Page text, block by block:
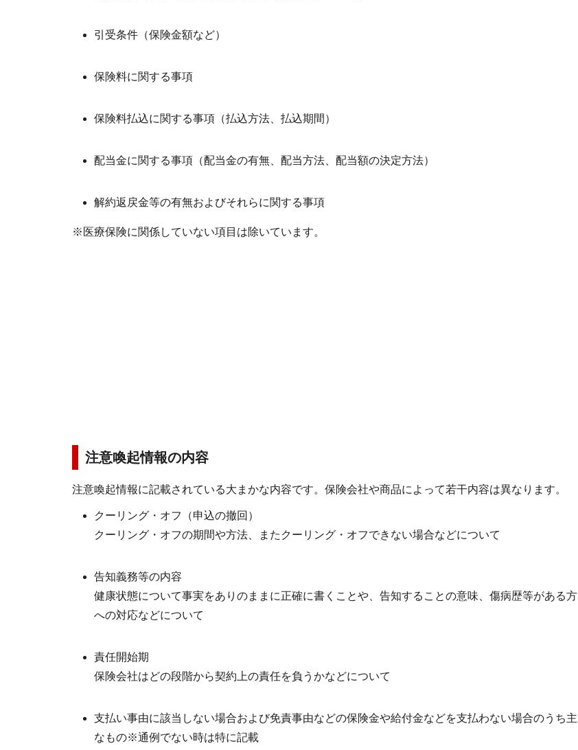
引受条件（保険金額など）
保険料に関する事項
保険料払込に関する事項（払込方法、払込期間）
配当金に関する事項（配当金の有無、配当方法、配当額の決定方法）
解約返戻金等の有無およびそれらに関する事項
※医療保険に関係していない項目は除いています。
注意喚起情報の内容
注意喚起情報に記載されている大まかな内容です。保険会社や商品によって若干内容は異なります。
クーリング・オフ（申込の撤回）
クーリング・オフの期間や方法、またクーリング・オフできない場合などについて
告知義務等の内容
健康状態について事実をありのままに正確に書くことや、告知することの意味、傷病歴等がある方
への対応などについて
責任開始期
保険会社はどの段階から契約上の責任を負うかなどについて
支払い事由に該当しない場合および免責事由などの保険金や給付金などを支払わない場合のうち主
なもの※通例でない時は特に記載